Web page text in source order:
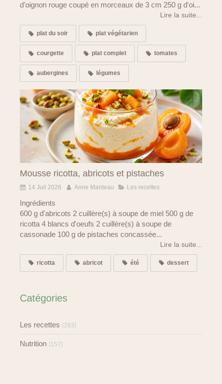
d'oignon rouge coupé en morceaux de 3 cm 250 g d'oi...
Lire la suite...
plat du soir plat végétarien
courgette plat complet tomates
aubergines légumes
Mousse ricotta, abricots et pistaches
14 Juil 2026 Anne Manteau Les recettes
Ingrédients
600 g d'abricots 2 cuillère(s) à soupe de miel 500 g de
ricotta 4 blancs d'oeufs 2 cuillère(s) à soupe de
cassonade 100 g de pistaches concassée...
Lire la suite...
ricotta abricot été dessert
Catégories
Les recettes (283)
Nutrition (157)